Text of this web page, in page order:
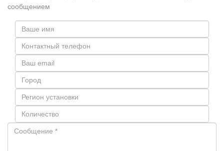
сообщением